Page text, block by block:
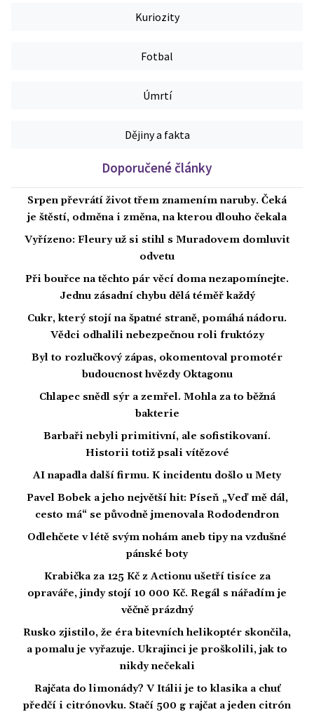
Kuriozity
Fotbal
Úmrtí
Dějiny a fakta
Doporučené články
Srpen převrátí život třem znamením naruby. Čeká
je štěstí, odměna i změna, na kterou dlouho čekala
Vyřízeno: Fleury už si stihl s Muradovem domluvit
odvetu
Při bouřce na těchto pár věcí doma nezapomínejte.
Jednu zásadní chybu dělá téměř každý
Cukr, který stojí na špatné straně, pomáhá nádoru.
Vědci odhalili nebezpečnou roli fruktózy
Byl to rozlučkový zápas, okomentoval promotér
budoucnost hvězdy Oktagonu
Chlapec snědl sýr a zemřel. Mohla za to běžná
bakterie
Barbaři nebyli primitivní, ale sofistikovaní.
Historii totiž psali vítězové
AI napadla další firmu. K incidentu došlo u Mety
Pavel Bobek a jeho největší hit: Píseň „Veď mě dál,
cesto má“ se původně jmenovala Rododendron
Odlehčete v létě svým nohám aneb tipy na vzdušné
pánské boty
Krabička za 125 Kč z Actionu ušetří tisíce za
opraváře, jindy stojí 10 000 Kč. Regál s nářadím je
věčně prázdný
Rusko zjistilo, že éra bitevních helikoptér skončila,
a pomalu je vyřazuje. Ukrajinci je proškolili, jak to
nikdy nečekali
Rajčata do limonády? V Itálii je to klasika a chuť
předčí i citrónovku. Stačí 500 g rajčat a jeden citrón